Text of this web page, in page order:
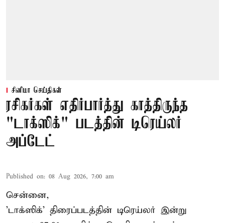
சினிமா செய்திகள்
ரசிகர்கள் எதிர்பார்த்து காத்திருந்த
"டாக்ஸிக்" படத்தின் டிரெய்லர்
அப்டேட்
Published on: 08 Aug 2026, 7:00 am
சென்னை,
'டாக்ஸிக்' திரைப்படத்தின் டிரெய்லர் இன்று